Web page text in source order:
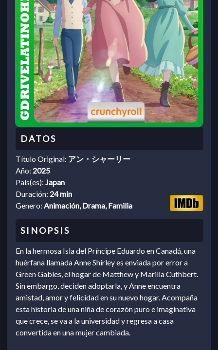
Título Original: アン・シャーリー
Año: 2025
Pais(es): Japan
Duración: 24 min
Genero: Animación, Drama, Familia
En la hermosa Isla del Príncipe Eduardo en Canadá, una
huérfana llamada Anne Shirley es enviada por error a
Green Gables, el hogar de Matthew y Marilla Cuthbert.
Sin embargo, deciden adoptarla, y Anne encuentra
amistad, amor y felicidad en su nuevo hogar. Acompaña
esta historia de una niña de corazón puro e imaginativa
que crece, se va a la universidad y regresa a casa
convertida en una mujer cambiada.